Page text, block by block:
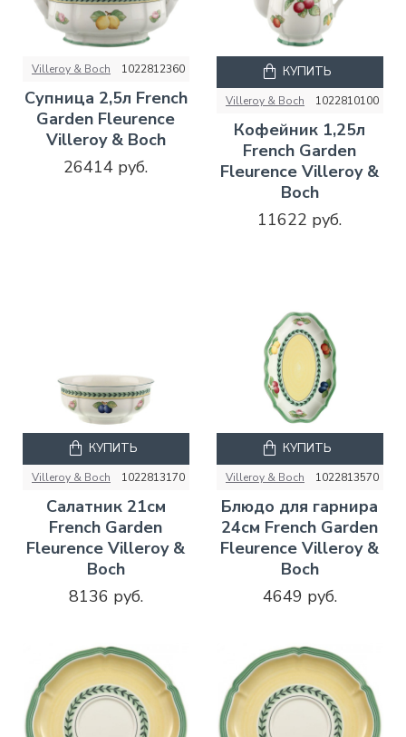
Villeroy & Boch 1022812360
Супница 2,5л French
Garden Fleurence
Villeroy & Boch
26414 руб.
Villeroy & Boch 1022810100
Кофейник 1,25л
French Garden
Fleurence Villeroy &
Boch
11622 руб.
КУПИТЬ
Villeroy & Boch 1022813170
Салатник 21см
French Garden
Fleurence Villeroy &
Boch
8136 руб.
КУПИТЬ
Villeroy & Boch 1022813570
Блюдо для гарнира
24см French Garden
Fleurence Villeroy &
Boch
4649 руб.
КУПИТЬ